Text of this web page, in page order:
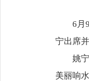
6月
宁出席
姚
美丽响